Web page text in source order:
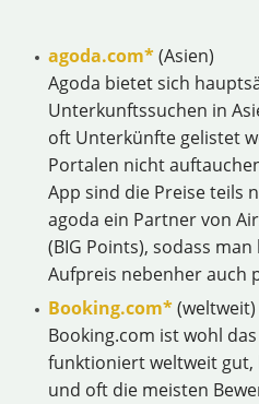
agoda.com*(Asien)
Agoda bietet sich
Unterkunftssuchen in
oft Unterkünfte gelistet
Portalen nicht
App sind die Preise teils
agoda ein Partner von
(BIG Points), sodass
Aufpreis nebenher auch
Booking.com*(weltweit)
Booking.com ist wohl
funktioniert weltweit
und oft die meisten